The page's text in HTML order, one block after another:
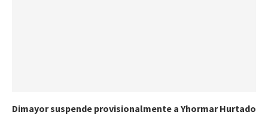
Dimayor suspende provisionalmente a Yhormar Hurtado